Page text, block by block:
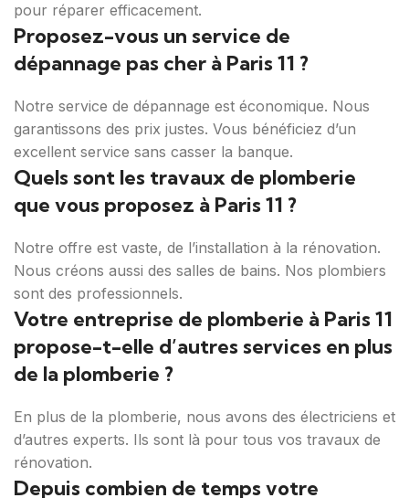
pour réparer efficacement.
Proposez-vous un service de
dépannage pas cher à Paris 11 ?
Notre service de dépannage est économique. Nous
garantissons des prix justes. Vous bénéficiez d’un
excellent service sans casser la banque.
Quels sont les travaux de plomberie
que vous proposez à Paris 11 ?
Notre offre est vaste, de l’installation à la rénovation.
Nous créons aussi des salles de bains. Nos plombiers
sont des professionnels.
Votre entreprise de plomberie à Paris 11
propose-t-elle d’autres services en plus
de la plomberie ?
En plus de la plomberie, nous avons des électriciens et
d’autres experts. Ils sont là pour tous vos travaux de
rénovation.
Depuis combien de temps votre